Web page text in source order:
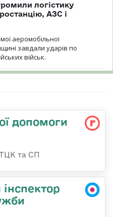
логістику
АЗС і
аеромобільної
завдали ударів по
військ.
допомоги
та СП